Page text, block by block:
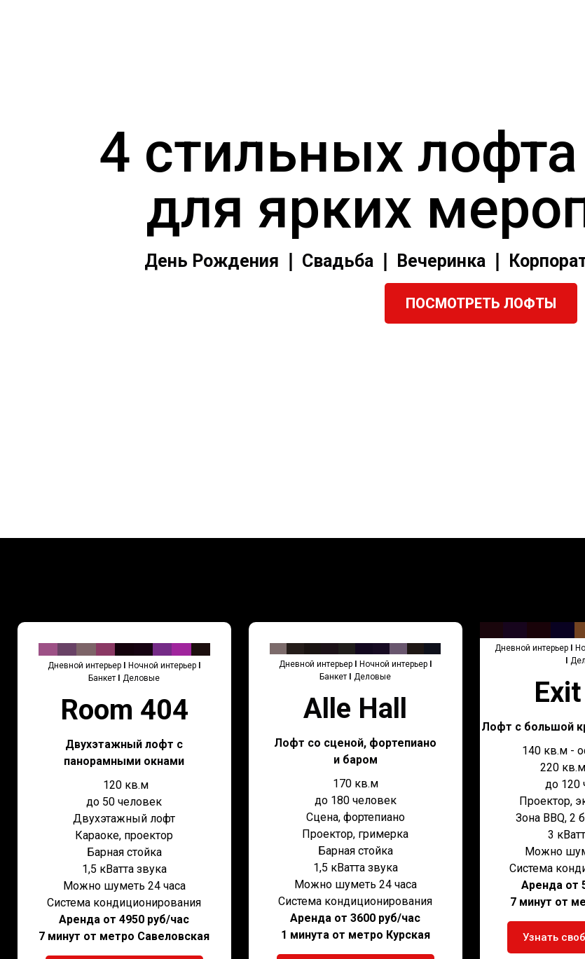
День Рождения ❘ Свадьба ❘ Вечеринка ❘
ПОСМОТРЕТЬ ЛОФТЫ
4 стильных
для ярких
Дневной интерьерI Ночной интерьер
Банкет
IДеловые
Room 404
Двухэтажный лофт с
панорамными окнами
120 кв.м
до 50 человек
Двухэтажный лофт
Караоке, проектор
Барная стойка
1,5 кВатта звука
Можно шуметь 24 часа
Система кондиционирования
Аренда от 4950 руб/час
7 минут от метро Савеловская
Дневной интерьерI Ночной интерьер
Банкет
IДеловые
Alle Hall
Лофт со сценой, фортепиано
и баром
170 кв.м
до 180 человек
Сцена, фортепиано
Проектор, гримерка
Барная стойка
1,5 кВатта звука
Можно шуметь 24 часа
Система кондиционирования
Аренда от 3600 руб/час
1 минута от метро Курская
Дневной интерьер I
I
Лофт с большой
140 кв.м -
220
до 120
Проектор,
Зона BBQ, 2
3
Можно
Система
Аренда от
7 минут от
Узнать